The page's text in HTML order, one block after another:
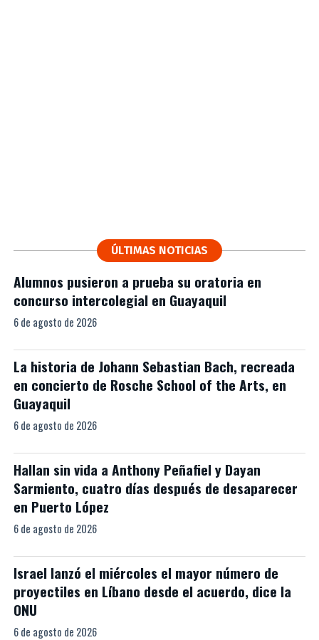
ÚLTIMAS NOTICIAS
Alumnos pusieron a prueba su oratoria en
concurso intercolegial en Guayaquil
6 de agosto de 2026
La historia de Johann Sebastian Bach, recreada
en concierto de Rosche School of the Arts, en
Guayaquil
6 de agosto de 2026
Hallan sin vida a Anthony Peñafiel y Dayan
Sarmiento, cuatro días después de desaparecer
en Puerto López
6 de agosto de 2026
Israel lanzó el miércoles el mayor número de
proyectiles en Líbano desde el acuerdo, dice la
ONU
6 de agosto de 2026